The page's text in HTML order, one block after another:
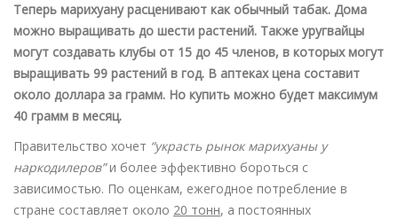
Теперь марихуану расценивают как обычный табак. Дома
можно выращивать до шести растений. Также уругвайцы
могут создавать клубы от 15 до 45 членов, в которых могут
выращивать 99 растений в год. В аптеках цена составит
около доллара за грамм. Но купить можно будет максимум
40 грамм в месяц.
Правительство хочет “украсть рынок марихуаны у
наркодилеров”и более эффективно бороться с
зависимостью. По оценкам, ежегодное потребление в
стране составляет около 20 тонн, а постоянных